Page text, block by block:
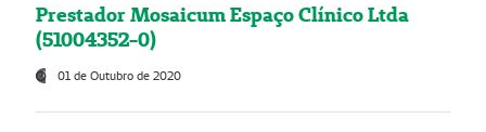
Prestador Mosaicum Espaço Clínico Ltda
(51004352-0)
01 de Outubro de 2020